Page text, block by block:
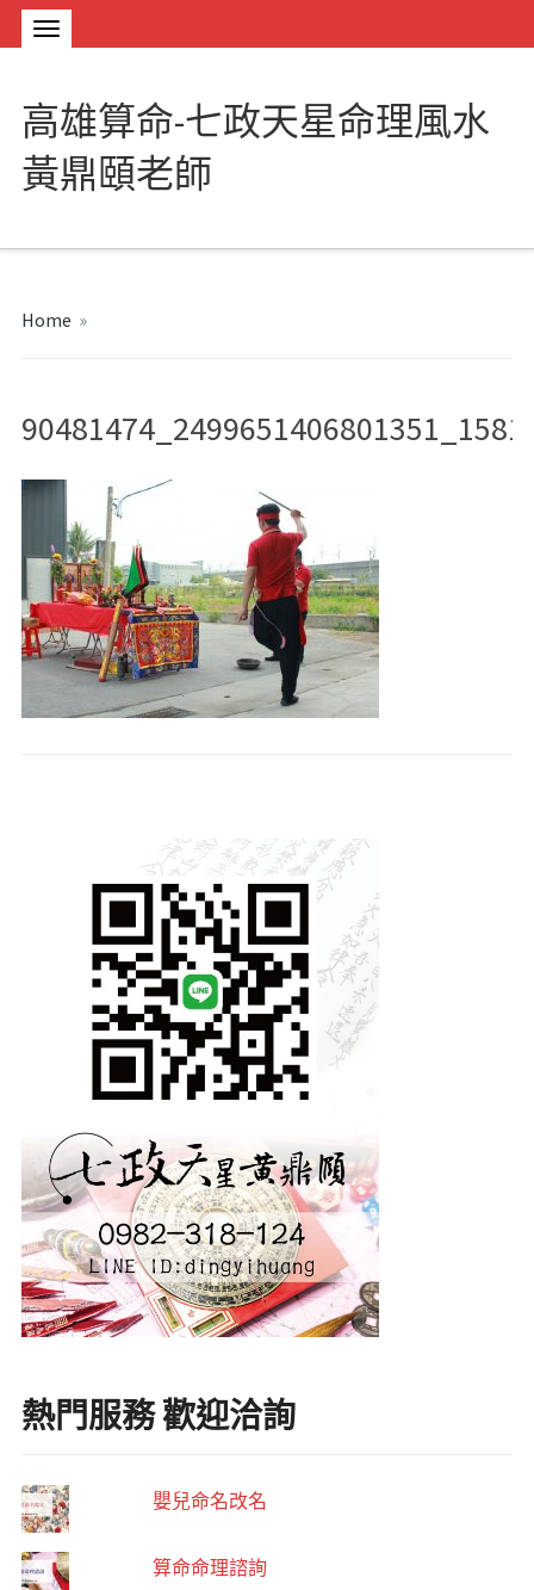
高雄算命-七政天星命理風水
黃鼎頤老師
Home »
熱門服務 歡迎洽詢
嬰兒命名改名
算命命理諮詢